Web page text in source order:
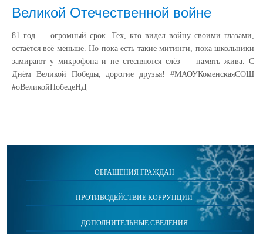
Великой Отечественной войне
81 год — огромный срок. Тех, кто видел войну своими глазами,
остаётся всё меньше. Но пока есть такие митинги, пока школьники
замирают у микрофона и не стесняются слёз — память жива. С
Днём Великой Победы, дорогие друзья! #МАОУКоменскаяСОШ
#оВеликойПобедеНД
ОБРАЩЕНИЯ ГРАЖДАН
ПРОТИВОДЕЙСТВИЕ КОРРУПЦИИ
ДОПОЛНИТЕЛЬНЫЕ СВЕДЕНИЯ